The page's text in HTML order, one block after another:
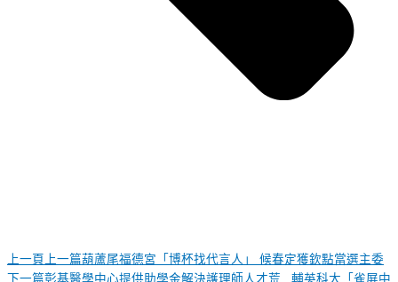
上一頁 上一篇葫蘆尾福德宮「博杯找代言人」 候春定獲欽點當選主委
下一篇彰基醫學中心提供助學金解決護理師人才荒 輔英科大「雀屏中